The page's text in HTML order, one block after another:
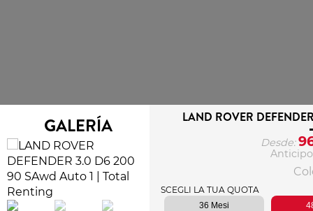
GALERÍA LAND ROVER
Desde:
SCEGLI LA TUA QUOTA
36 Mesi